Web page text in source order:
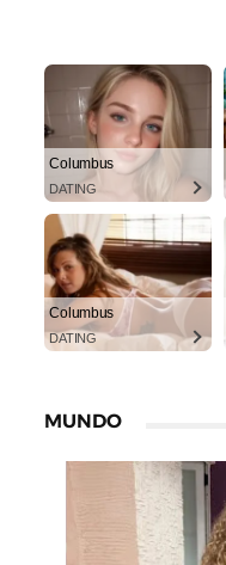
Columbus
DATING
Columbus
DATING
MUNDO